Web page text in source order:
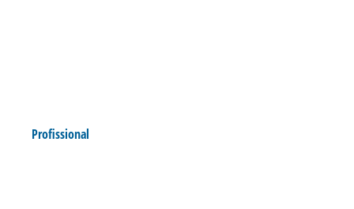
Profissional